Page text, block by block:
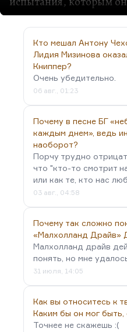
самая трагическая,
русской литературе.
Цветаева на его фоне
Шаламов — сын
Варлам довольно рано
работал
изучал
что скрыл
что отец — священник.
Участвовал в
часто слушал
троцкистскую
арестован еще в 1929
отбывал срок.
Кто мешал Антону
Лидия Мизинова
Книппер?
Очень убедительно.
06 авг., 01:23
Почему в песне БГ
каждым днем», ведь
наоборот?
Порчу трудно
что "кто-то смотрит
или как те, кто нас
03 авг., 04:58
Почему так сложно
«Малхолланд Драйв»
Малхолланд драйв
понять, но мне
31 июля, 14:05
Как вы относитесь к
Каким бы он мог быть,
Точнее не скажешь :(